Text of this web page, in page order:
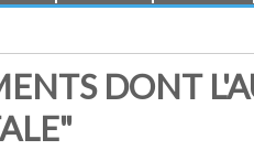
DONT